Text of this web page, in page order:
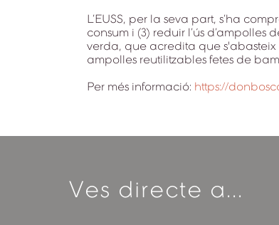
L’EUSS, per la seva part, s’ha
consum i (3) reduir l’ús
verda, que acredita que s'abasteix
ampolles reutilitzables fetes de
Per més informació: https://
Ves directe a...